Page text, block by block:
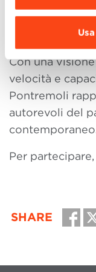
ricevuto la
Con una
velocità e
Pontremoli
autorevoli del
Per partecipare,
SHARE